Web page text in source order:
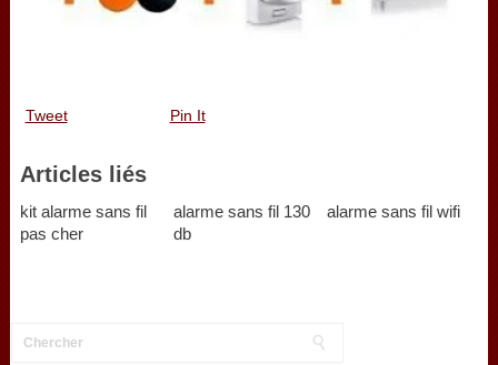
Tweet Pin It
Articles liés
kit alarme sans fil
pas cher
alarme sans fil 130
db
alarme sans fil wifi